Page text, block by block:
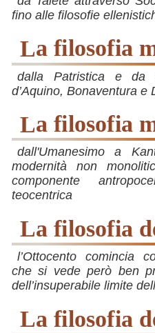
fino alle filosofie
la filosofia
dalla Patristica e da
d’Aquino, Bonaventura e
la filosofia
dall'Umanesimo a
modernità non
componente
teocentrica
la filosofia
l’Ottocento comincia
che si vede però ben
dell’insuperabile limite
la filosofia